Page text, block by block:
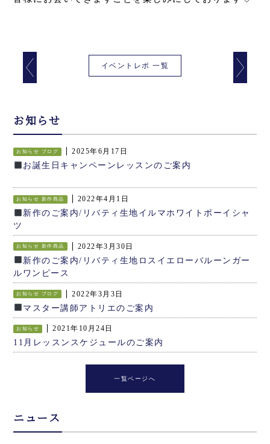
イベントレポ 一覧
お知らせ
お知らせ ブログ 2025年6月17日
お誕生日キャンペーンレッスンのご案内
お知らせ 新作商品 2022年4月1日
新作のご案内/リバティ生地イルマホワイトボーイシャ
ツ
お知らせ 新作商品 2022年3月30日
新作のご案内/リバティ生地ロスイエローバルーンガー
ルワンピース
お知らせ ブログ 2022年3月3日
マスター講師アトリエのご案内
お知らせ 2021年10月24日
11月レッスンスケジュールのご案内
一覧ページへ
ニュース